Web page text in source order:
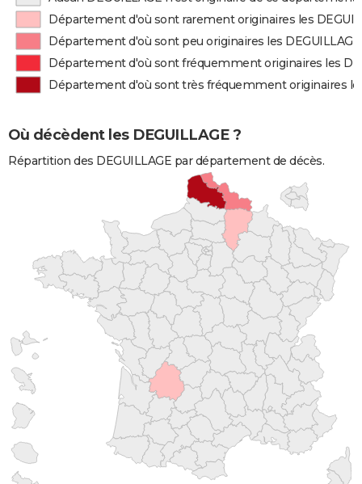
Département d'où sont rarement originaires les
Département d'où sont peu originaires les DEGUILLAGE
Département d'où sont fréquemment originaires les
Département d'où sont très fréquemment originaires
Où décèdent les DEGUILLAGE ?
Répartition des DEGUILLAGE par département de décès.